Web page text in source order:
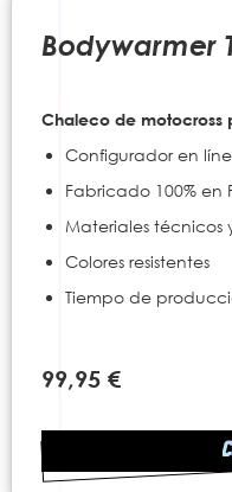
Bodywarmer
Chaleco de motocross
Configurador en
Fabricado 100% en
Materiales técnicos
Colores resistentes
Tiempo de
99,95 €
beginning
images
gallery